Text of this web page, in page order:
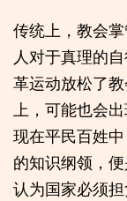
传统上，教会
人对于真理的
革运动放松了
上，可能也会
现在平民百姓
的知识纲领，
认为国家必须